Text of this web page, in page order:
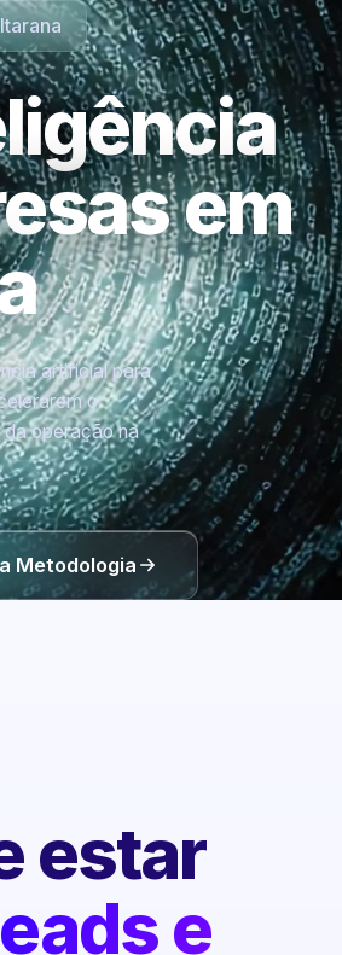
em
artificial para
o
operação na
Metodologia
estar
e